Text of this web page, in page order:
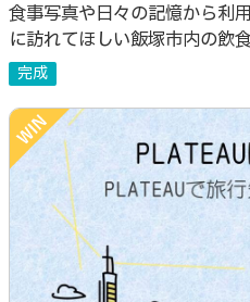
食事写真や日々の記憶から利
に訪れてほしい飯塚市内の飲
る、食の記憶を起点とした地域回遊
料理画像の分析、個人用タグ、
完成